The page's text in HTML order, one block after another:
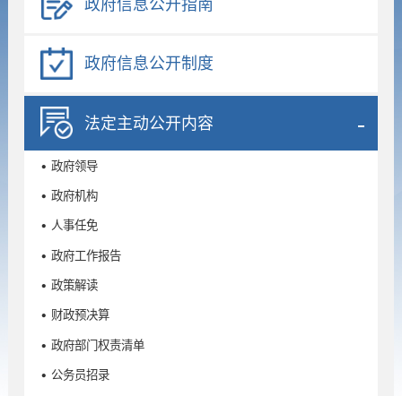
政府信息公开指南
政府信息公开制度
法定主动公开内容
• 政府领导
• 政府机构
• 人事任免
• 政府工作报告
• 政策解读
• 财政预决算
• 政府部门权责清单
• 公务员招录